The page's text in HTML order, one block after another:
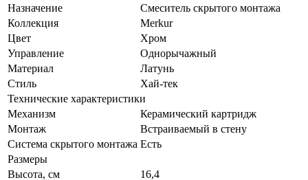
Назначение
Смеситель скрытого монтажа
Коллекция
Merkur
Цвет
Хром
Управление
Однорычажный
Материал
Латунь
Стиль
Хай-тек
Технические характеристики
Механизм
Керамический картридж
Монтаж
Встраиваемый в стену
Система скрытого монтажа Есть
Размеры
Высота, см
16,4